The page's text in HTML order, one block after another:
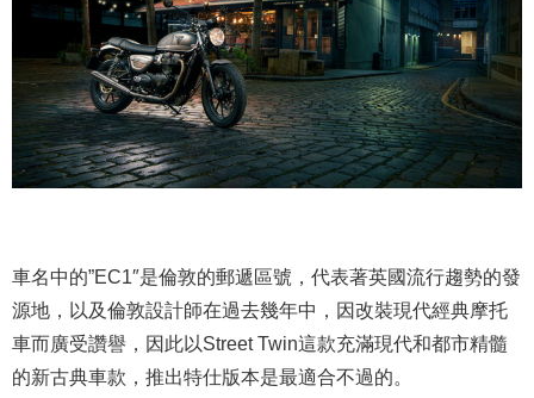
車名中的”EC1″是倫敦的郵遞區號，代表著英國流行趨勢的發
源地，以及倫敦設計師在過去幾年中，因改裝現代經典摩托
車而廣受讚譽，因此以Street Twin這款充滿現代和都市精髓
的新古典車款，推出特仕版本是最適合不過的。